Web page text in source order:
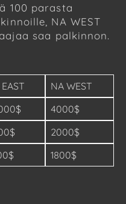
100 parasta
NA WEST
saa palkinnon.
NA WEST
4000$
2000$
1800$